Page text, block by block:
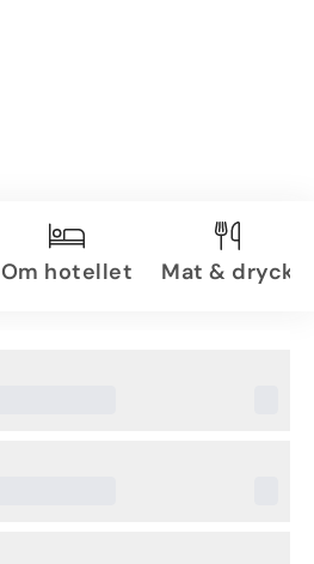
Om hotellet Mat & dryck